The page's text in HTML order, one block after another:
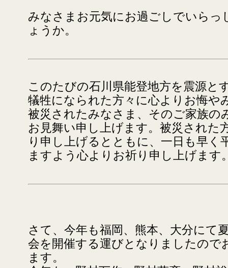
みなさまお元気にお過ごしでいらっ
ょうか。
このたびの石川県能登地方を震源と
犠牲になられた方々に心よりお悔や
被災されたみなさま、そのご家族の
お見舞い申し上げます。被災された
り申し上げるとともに、一日も早く
ますよう心よりお祈り申し上げます
さて、今年も福岡、熊本、大分にて
会を開催する運びとなりましたので
ます。